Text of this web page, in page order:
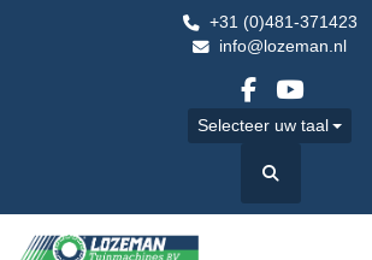
+31 (0)481-371423
info@lozeman.nl
facebook
youtube
Selecteer uw taal
Zoek